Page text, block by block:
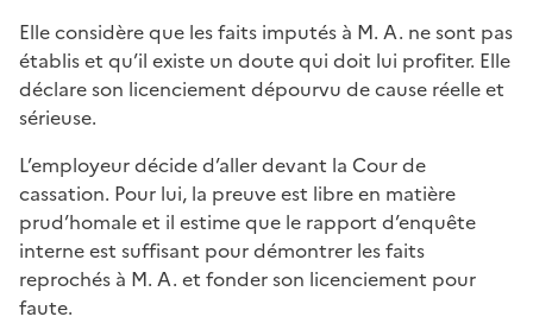
Elle considère que les faits imputés à M. A. ne sont pas
établis et qu’il existe un doute qui doit lui profiter. Elle
déclare son licenciement dépourvu de cause réelle et
sérieuse.
L’employeur décide d’aller devant la Cour de
cassation. Pour lui, la preuve est libre en matière
prud’homale et il estime que le rapport d’enquête
interne est suffisant pour démontrer les faits
reprochés à M. A. et fonder son licenciement pour
faute.